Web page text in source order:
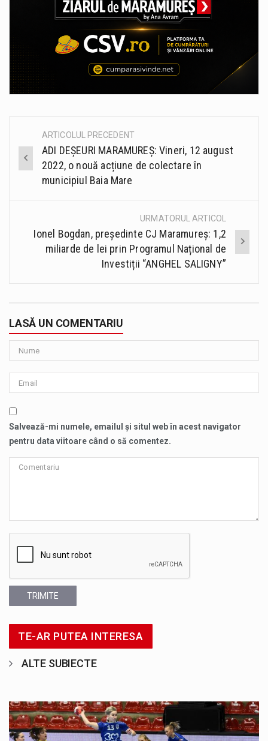
Post
navigation
ARTICOLUL PRECEDENT
ADI DEȘEURI MARAMUREȘ: Vineri, 12 august
2022, o nouă acțiune de colectare în
municipiul Baia Mare
URMATORUL ARTICOL
Ionel Bogdan, președinte CJ Maramureș: 1,2
miliarde de lei prin Programul Național de
Investiții “ANGHEL SALIGNY”
LASĂ UN COMENTARIU
Salvează-mi numele, emailul și situl web în acest navigator
pentru data viitoare când o să comentez.
TRIMITE
TE-AR PUTEA INTERESA
ALTE SUBIECTE